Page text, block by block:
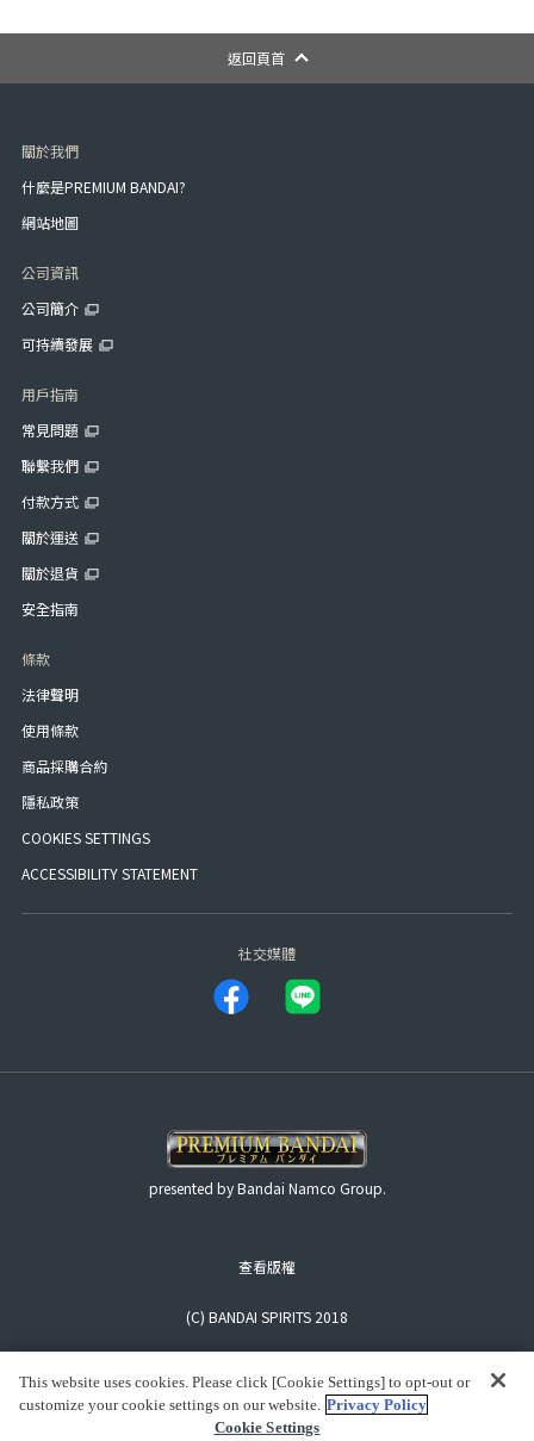
返回頁首
關於我們
什麼是PREMIUM BANDAI?
網站地圖
公司資訊
公司簡介
可持續發展
用戶指南
常見問題
聯繫我們
付款方式
關於運送
關於退貨
安全指南
條款
法律聲明
使用條款
商品採購合約
隱私政策
COOKIES SETTINGS
ACCESSIBILITY STATEMENT
社交媒體
presented by Bandai Namco Group.
查看版權
(C) BANDAI SPIRITS 2018
This website uses cookies. Please click [Cookie Settings] to opt-out or
customize your cookie settings on our website. Privacy Policy
Cookie Settings